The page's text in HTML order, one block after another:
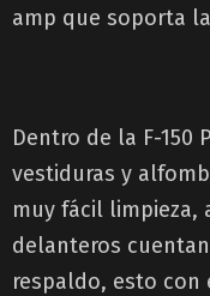
amp que soporta
Dentro de la F-150
vestiduras y
muy fácil limpieza,
delanteros
respaldo, esto